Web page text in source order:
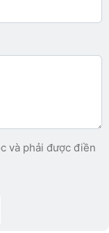
và phải được điền